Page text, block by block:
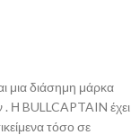
μια διάσημη μάρκα
Η BULLCAPTAIN έχει
τόσο σε